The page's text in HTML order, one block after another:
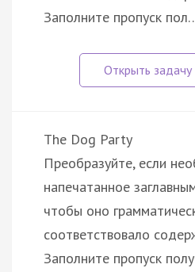
Заполните пропуск
The Dog Party
Преобразуйте, если
напечатанное
чтобы оно
соответствовало
Заполните пропуск